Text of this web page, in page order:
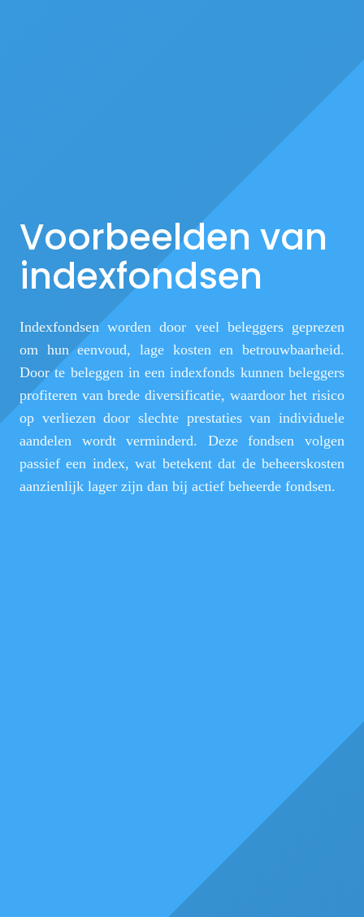
Voorbeelden van
indexfondsen
Indexfondsen worden door veel beleggers geprezen
om hun eenvoud, lage kosten en betrouwbaarheid.
Door te beleggen in een indexfonds kunnen beleggers
profiteren van brede diversificatie, waardoor het risico
op verliezen door slechte prestaties van individuele
aandelen wordt verminderd. Deze fondsen volgen
passief een index, wat betekent dat de beheerskosten
aanzienlijk lager zijn dan bij actief beheerde fondsen.